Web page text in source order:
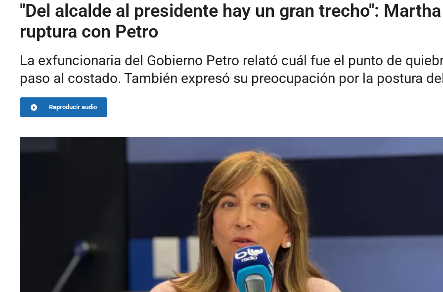
"Del alcalde al presidente hay un gran trecho":
ruptura con Petro
La exfuncionaria del Gobierno Petro relató cuál fue el punto de
paso al costado. También expresó su preocupación por la postura
Reproducir audio